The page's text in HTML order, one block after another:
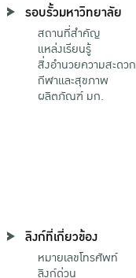
รอบรั้วมหาวิทยาลัย
สถานที่สำคัญ
แหล่งเรียนรู้
สิ่งอำนวยความสะดวก
กีฬาและสุขภาพ
ผลิตภัณฑ์ มก.
ลิงก์ที่เกี่ยวข้อง
หมายเลขโทรศัพท์
ลิงก์ด่วน